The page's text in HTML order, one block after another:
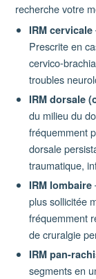
recherche votre
IRM cervicale
Prescrite en
cervico-
troubles
IRM dorsale
du milieu du
fréquemment
dorsale
traumatique,
IRM lombaire
plus sollicitée
fréquemment
de cruralgie
IRM pan-
segments en